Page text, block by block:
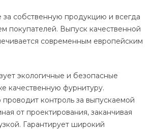
за собственную продукцию и всегда
покупателей. Выпуск качественной
современным европейским
экологичные и безопасные
качественную фурнитуру.
проводит контроль за выпускаемой
от проектирования, заканчивая
Гарантирует широкий